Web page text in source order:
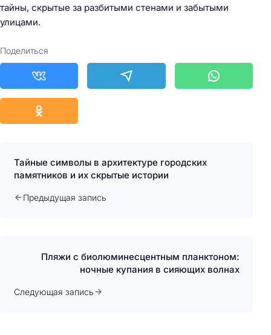
тайны, скрытые за разбитыми стенами и забытыми
улицами.
Поделиться
Тайные символы в архитектуре городских
памятников и их скрытые истории
Предыдущая запись
Пляжи с биолюминесцентным планктоном:
ночные купания в сияющих волнах
Следующая запись